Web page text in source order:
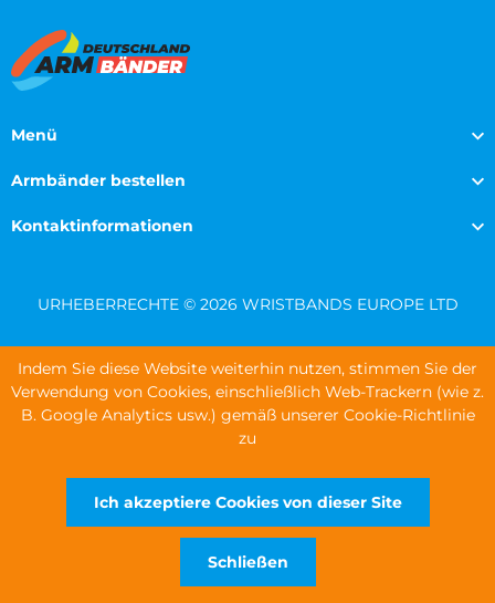
Menü
Armbänder bestellen
Kontaktinformationen
URHEBERRECHTE © 2026 WRISTBANDS EUROPE LTD
Indem Sie diese Website weiterhin nutzen, stimmen Sie der
Verwendung von Cookies, einschließlich Web-Trackern (wie z.
B. Google Analytics usw.) gemäß unserer Cookie-Richtlinie
zu
Ich akzeptiere Cookies von dieser Site
Schließen